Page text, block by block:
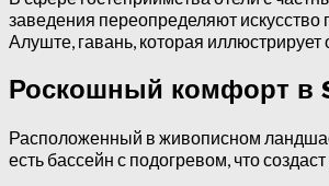
заведения переопределяют
Алуште, гавань, которая
Роскошный комфорт в
Расположенный в живописном
есть бассейн с подогревом, что